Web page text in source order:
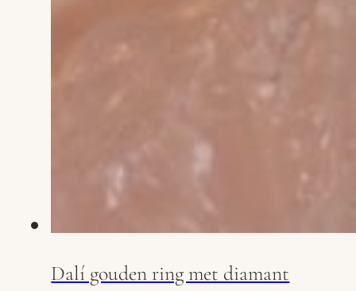
Dalí gouden ring met diamant